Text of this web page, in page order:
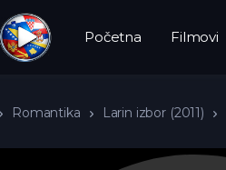
Početna Filmovi
Romantika Larin izbor (2011)